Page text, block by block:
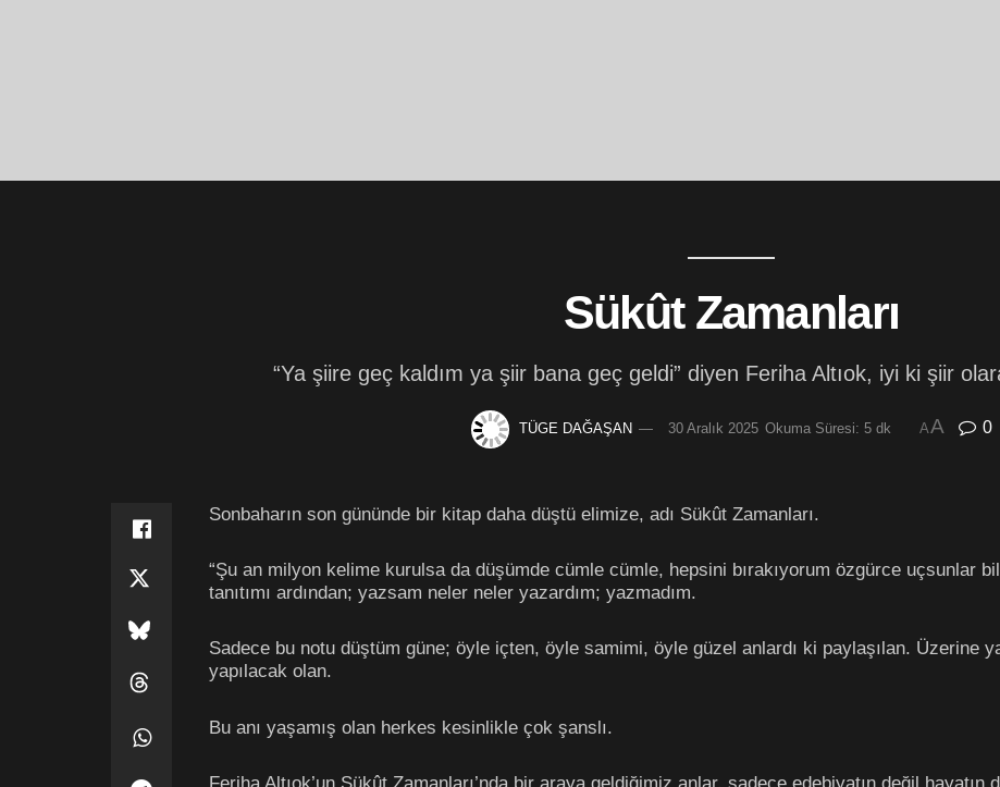
Sükût Zamanları
“Ya şiire geç kaldım ya şiir bana geç geldi” diyen Feriha Altıok, iyi ki şiir
TÜGE DAĞAŞAN 30 Aralık 2025 Okuma Süresi: 5 dk AA 0
Sonbaharın son gününde bir kitap daha düştü elimize, adı Sükût Zamanları.
“Şu an milyon kelime kurulsa da düşümde cümle cümle, hepsini bırakıyorum özgürce uçsunlar
tanıtımı ardından; yazsam neler neler yazardım; yazmadım.
Sadece bu notu düştüm güne; öyle içten, öyle samimi, öyle güzel anlardı ki paylaşılan. Üzerine
yapılacak olan.
Bu anı yaşamış olan herkes kesinlikle çok şanslı.
Feriha Altıok’un Sükût Zamanları’nda bir araya geldiğimiz anlar, sadece edebiyatın değil